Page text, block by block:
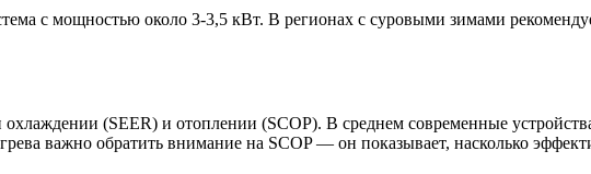
с мощностью около 3-3,5 кВт. В регионах с суровыми зимами
(SEER) и отоплении (SCOP). В среднем современные
важно обратить внимание на SCOP — он показывает, насколько